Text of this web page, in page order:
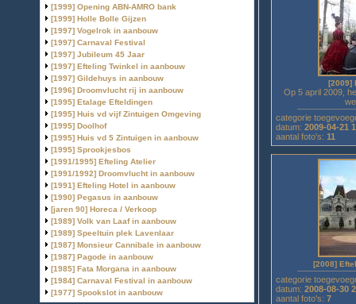
[1999] Opening ABN-AMRO bank
[1999] Holle Bolle Gijzen
[1997] Vogelrok in aanbouw
[1997] Carnaval Festival
[1997] Jubileum 45 Jaar
[1997] Efteling Twinkel in aanbouw
[1997] Gildehuys in aanbouw
[1996] Droomvlucht rij in aanbouw
[1995] Etalage Efteldingen
[1995] Huis vd vijf Zintuigen Omgeving
[1995] Doolhof[3]
[1995] Huis vd 5 Zintuigen in aanbouw
[1995] Sprookjesbos
[1991/1995] Efteling Atelier
[1991/1992] Droomvlucht in aanbouw
[1991] Efteling Hotel in aanbouw
[1990] Pegasus in aanbouw
[jaren 90] Horeca / Verkoop
[1989] Volk van Laaf in aanbouw
[1989] Speeltuin plek Lavenlaar
[1987] Monsieur Cannibale in aanbouw
[1987] Pagode in aanbouw
[1985] Fata Morgana in aanbouw
[1984] Carnaval Festival in aanbouw
[1977] Spookslot in aanbouw
[2009]
Op 5 april 2009,
categorie
datum: 2009-04-21
aantal foto's: 11
[2008]
categorie
datum: 2008-08-30
aantal foto's: 7